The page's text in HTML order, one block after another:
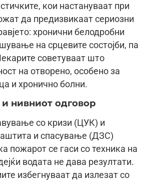
кои настануваат при
да предизвикаат сериозни
хронични белодробни
на срцевите состојби, па
советуваат што
на отворено, особено за
и хронично болни.
нивниот одговор
со кризи (ЦУК) и
и спасување (ДЗС)
пожарот се гаси со техника на
водата не дава резултати.
избегнуваат да излезат со